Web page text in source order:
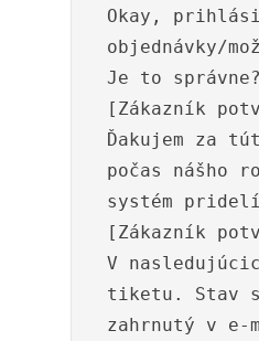
Okay,
objednávky/
Je to správne?
[Zákazník
Ďakujem za
počas nášho
systém
[Zákazník
V
tiketu. Stav
zahrnutý v e-